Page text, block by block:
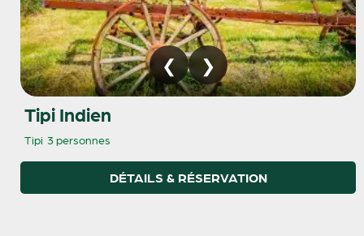
Tipi Indien
Tipi 3 personnes
DÉTAILS & RÉSERVATION